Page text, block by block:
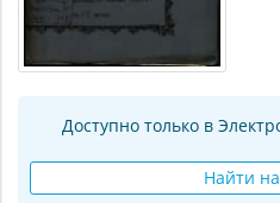
Доступно только в
Найти